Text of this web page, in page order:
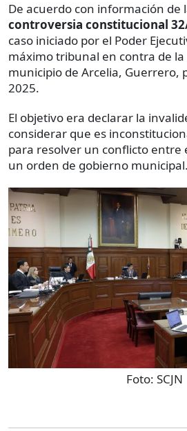
De acuerdo con información de
controversia constitucional
caso iniciado por el Poder
máximo tribunal en contra de la
municipio de Arcelia, Guerrero,
2025.
El objetivo era declarar la
considerar que es
para resolver un conflicto entre
un orden de gobierno municipal.
Foto: SCJN